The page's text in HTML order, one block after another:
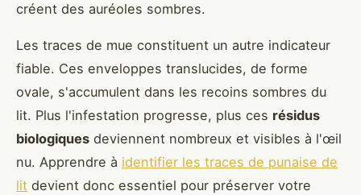
créent des auréoles sombres.
Les traces de mue constituent un autre indicateur
fiable. Ces enveloppes translucides, de forme
ovale, s'accumulent dans les recoins sombres du
lit. Plus l'infestation progresse, plus ces résidus
biologiques deviennent nombreux et visibles à l'œil
nu. Apprendre à identifier les traces de punaise de
lit devient donc essentiel pour préserver votre